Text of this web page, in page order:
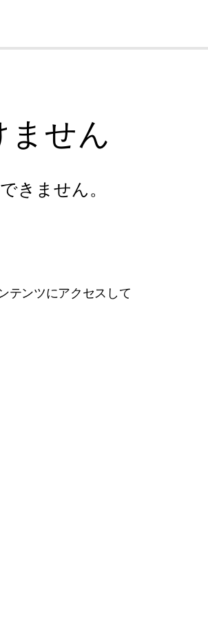
せん
きません。
テンツにアクセスして